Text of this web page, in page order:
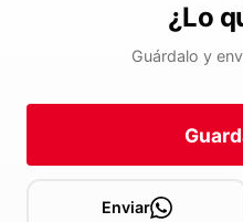
¿Lo
Guárdalo y
Enviar